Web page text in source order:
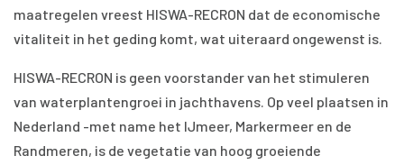
maatregelen vreest HISWA-RECRON dat de economische
vitaliteit in het geding komt, wat uiteraard ongewenst is.
HISWA-RECRON is geen voorstander van het stimuleren
van waterplantengroei in jachthavens. Op veel plaatsen in
Nederland -met name het IJmeer, Markermeer en de
Randmeren, is de vegetatie van hoog groeiende